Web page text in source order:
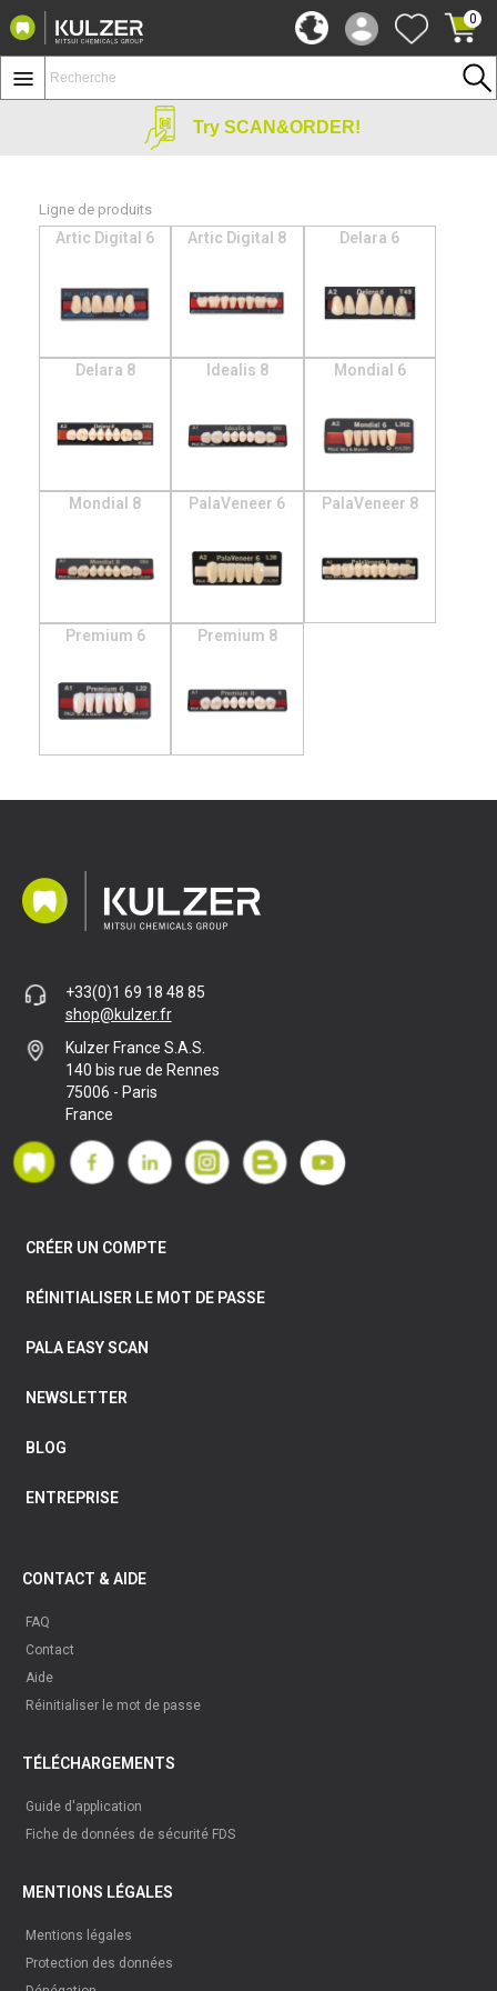
0
Try SCAN&ORDER!
Ligne de produits
Artic Digital 6 Artic Digital 8 Delara 6
Delara 8 Idealis 8 Mondial 6
Mondial 8 PalaVeneer 6 PalaVeneer 8
Premium 6 Premium 8
+33(0)1 69 18 48 85
shop@kulzer.fr
Kulzer France S.A.S.
140 bis rue de Rennes
75006 - Paris
France
CRÉER UN COMPTE
RÉINITIALISER LE MOT DE PASSE
PALA EASY SCAN
NEWSLETTER
BLOG
ENTREPRISE
CONTACT & AIDE
FAQ
Contact
Aide
Réinitialiser le mot de passe
TÉLÉCHARGEMENTS
Guide d'application
Fiche de données de sécurité FDS
MENTIONS LÉGALES
Mentions légales
Protection des données